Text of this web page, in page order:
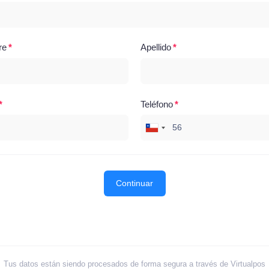
Apellido
Teléfono
Continuar
Tus datos están siendo procesados de forma segura a través de Virtualpos